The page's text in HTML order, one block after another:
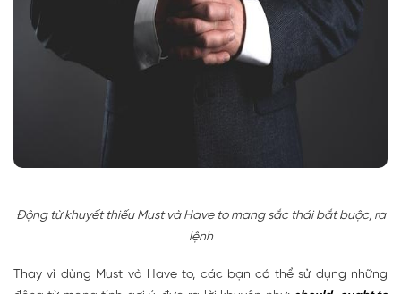
Động từ khuyết thiếu Must và Have to mang sắc thái bắt buộc, ra
lệnh
Thay vì dùng Must và Have to, các bạn có thể sử dụng những